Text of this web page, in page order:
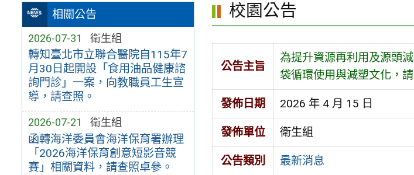
相關公告
2026-07-31 衛生組
轉知臺北市立聯合醫院自115年7
月30日起開設「食用油品健康諮
詢門診」一案，向教職員工生宣
導，請查照。
2026-07-21 衛生組
函轉海洋委員會海洋保育署辦理
「2026海洋保育創意短影音競
賽」相關資料，請查照卓參。
校園公告
公告主旨
為提升資源再利用及源頭
袋循環使用與減塑文化，請
發佈日期 2026 年 4 月 15 日
發佈單位 衛生組
公告類別 最新消息